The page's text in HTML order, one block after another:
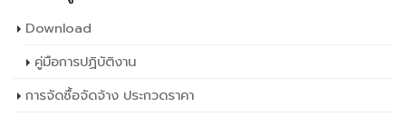
Download
คู่มือการปฏิบัติงาน
การจัดซื้อจัดจ้าง ประกวดราคา